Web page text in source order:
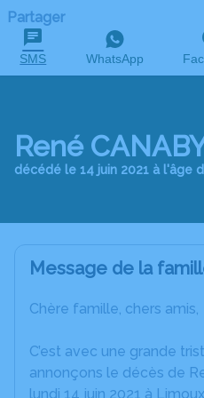
Partager
SMS WhatsApp
René
décédé le 14 juin 2021 à l'âge
Message de la
Chère famille, chers amis,
C’est avec une grande
annonçons le décès de
lundi 14 juin 2021 à